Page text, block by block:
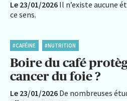
Le 23/01/2026 Il n’existe aucune
ce sens.
#CAFÉINE #NUTRITION
Boire du café
cancer du foie ?
Le 23/01/2026 De nombreuses